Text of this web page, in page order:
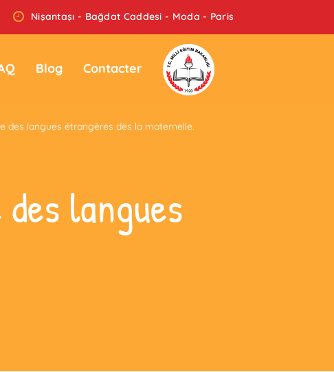
Nişantaşı - Bağdat Caddesi - Moda - Paris
Blog Contacter
des langues étrangères dès la maternelle.
langues